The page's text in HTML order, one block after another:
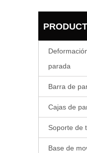
parada
Barra de
Cajas de
Soporte de
Base de